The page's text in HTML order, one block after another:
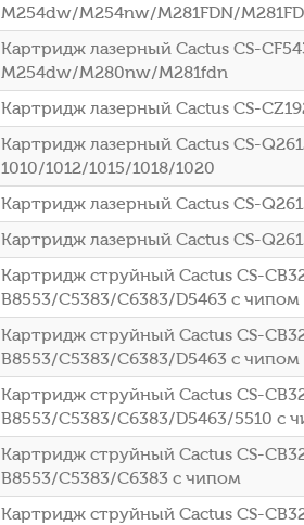
M254dw/M254nw/M281FDN/
Картридж лазерный Cactus CS-
M254dw/M280nw/M281fdn
Картридж лазерный Cactus CS-
Картридж лазерный Cactus CS-
1010/1012/1015/1018/1020
Картридж лазерный Cactus CS-
Картридж лазерный Cactus CS-
Картридж струйный Cactus CS-
B8553/C5383/C6383/D5463 с чипом
Картридж струйный Cactus CS-
B8553/C5383/C6383/D5463 с чипом
Картридж струйный Cactus CS-
B8553/C5383/C6383/D5463/5510 с
Картридж струйный Cactus CS-
B8553/C5383/C6383 с чипом
Картридж струйный Cactus CS-